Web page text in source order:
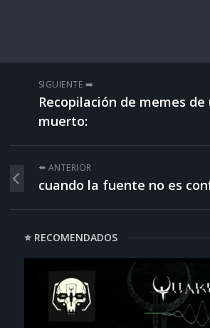
SIGUIENTE ➡️
Recopilación de memes de
muerto:
⬅️ ANTERIOR
cuando la fuente no es
⭐ RECOMENDADOS